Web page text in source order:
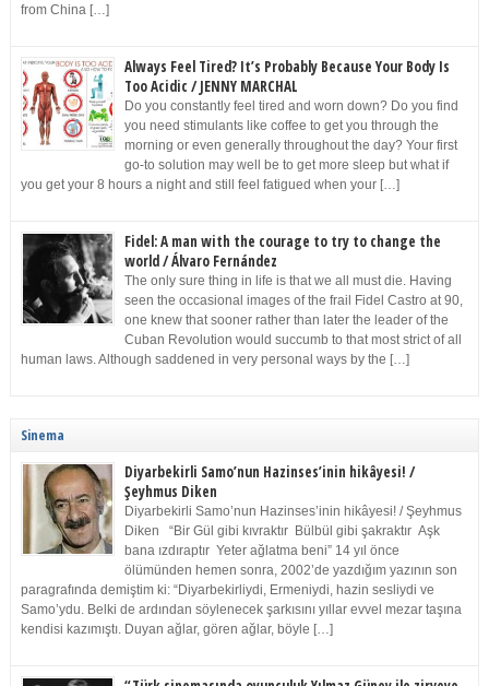
from China […]
Always Feel Tired? It’s Probably Because Your Body Is
Too Acidic / JENNY MARCHAL
Do you constantly feel tired and worn down? Do you find
you need stimulants like coffee to get you through the
morning or even generally throughout the day? Your first
go-to solution may well be to get more sleep but what if
you get your 8 hours a night and still feel fatigued when your […]
Fidel: A man with the courage to try to change the
world / Álvaro Fernández
The only sure thing in life is that we all must die. Having
seen the occasional images of the frail Fidel Castro at 90,
one knew that sooner rather than later the leader of the
Cuban Revolution would succumb to that most strict of all
human laws. Although saddened in very personal ways by the […]
Sinema
Diyarbekirli Samo’nun Hazinses’inin hikâyesi! /
Şeyhmus Diken
Diyarbekirli Samo’nun Hazinses’inin hikâyesi! / Şeyhmus
Diken “Bir Gül gibi kıvraktır Bülbül gibi şakraktır Aşk
bana ızdıraptır Yeter ağlatma beni” 14 yıl önce
ölümünden hemen sonra, 2002’de yazdığım yazının son
paragrafında demiştim ki: “Diyarbekirliydi, Ermeniydi, hazin sesliydi ve
Samo’ydu. Belki de ardından söylenecek şarkısını yıllar evvel mezar taşına
kendisi kazımıştı. Duyan ağlar, gören ağlar, böyle […]